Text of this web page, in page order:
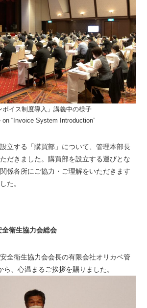
ボイス制度導入」講義中の様子
on “Invoice System Introduction”
立する「購買部」について、管理本部長
だきました。購買部を設立する運びとな
係各所にご協力・ご理解をいただきます
た。
衛生協力会総会
全衛生協力会会長の有限会社オリカベ管
ら、心温まるご挨拶を賜りました。